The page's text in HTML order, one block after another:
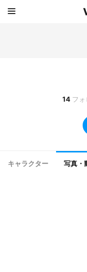
14 フ
キャラクター 写真・